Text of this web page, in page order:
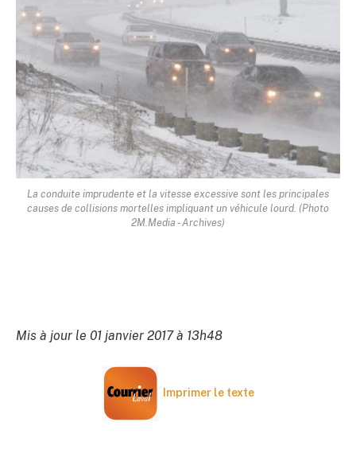
La conduite imprudente et la vitesse excessive sont les principales
causes de collisions mortelles impliquant un véhicule lourd. (Photo
2M.Media - Archives)
Mis à jour le 01 janvier 2017 à 13h48
Imprimer le texte